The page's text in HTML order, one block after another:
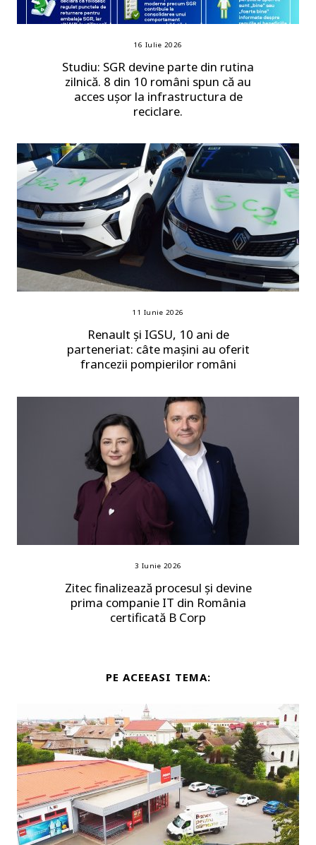
16 Iulie 2026
Studiu: SGR devine parte din rutina
zilnică. 8 din 10 români spun că au
acces ușor la infrastructura de
reciclare.
11 Iunie 2026
Renault și IGSU, 10 ani de
parteneriat: câte mașini au oferit
francezii pompierilor români
3 Iunie 2026
Zitec finalizează procesul și devine
prima companie IT din România
certificată B Corp
PE ACEEASI TEMA: